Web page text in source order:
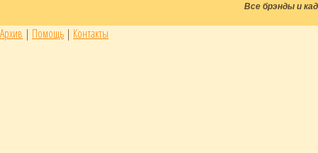
Все брэнды и
Архив | Помощь | Контакты